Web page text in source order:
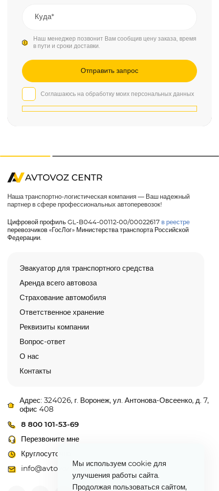
Наш менеджер позвонит Вам сообщив цену заказа, время
в пути и сроки доставки.
Соглашаюсь на обработку моих персональных данных
Наша транспортно-логистическая компания — Ваш надежный
партнер в сфере профессиональных автоперевозок!
Цифровой профиль GL-B044-00112-00/00022617 в реестре
перевозчиков «ГосЛог» Министерства транспорта Российской
Федерации.
Эвакуатор для транспортного средства
Аренда всего автовоза
Страхование автомобиля
Ответственное хранение
Реквизиты компании
Вопрос-ответ
О нас
Контакты
Адрес: 324026, г. Воронеж, ул. Антонова-Овсеенко, д. 7,
офис 408
8 800 101-53-69
Перезвоните мне
Круглосуточно
info@avtovoz-centr.ru
Мы используем cookie для
улучшения работы сайта.
Продолжая пользоваться сайтом,